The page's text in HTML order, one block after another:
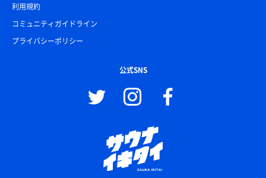
利用規約
コミュニティガイドライン
プライバシーポリシー
公式SNS